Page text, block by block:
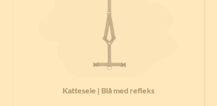
Kattesele | Blå med refleks